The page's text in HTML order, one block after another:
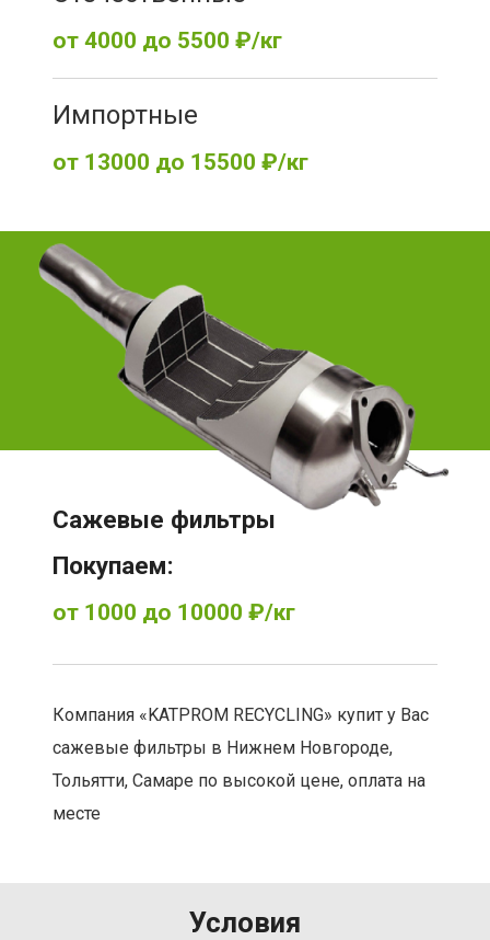
от 4000 до 5500 ₽/кг
Импортные
от 13000 до 15500 ₽/кг
Сажевые фильтры
Покупаем:
от 1000 до 10000 ₽/кг
Компания «KATPROM RECYCLING»‎ купит у Вас
сажевые фильтры в Нижнем Новгороде,
Тольятти, Самаре по высокой цене, оплата на
месте
Условия